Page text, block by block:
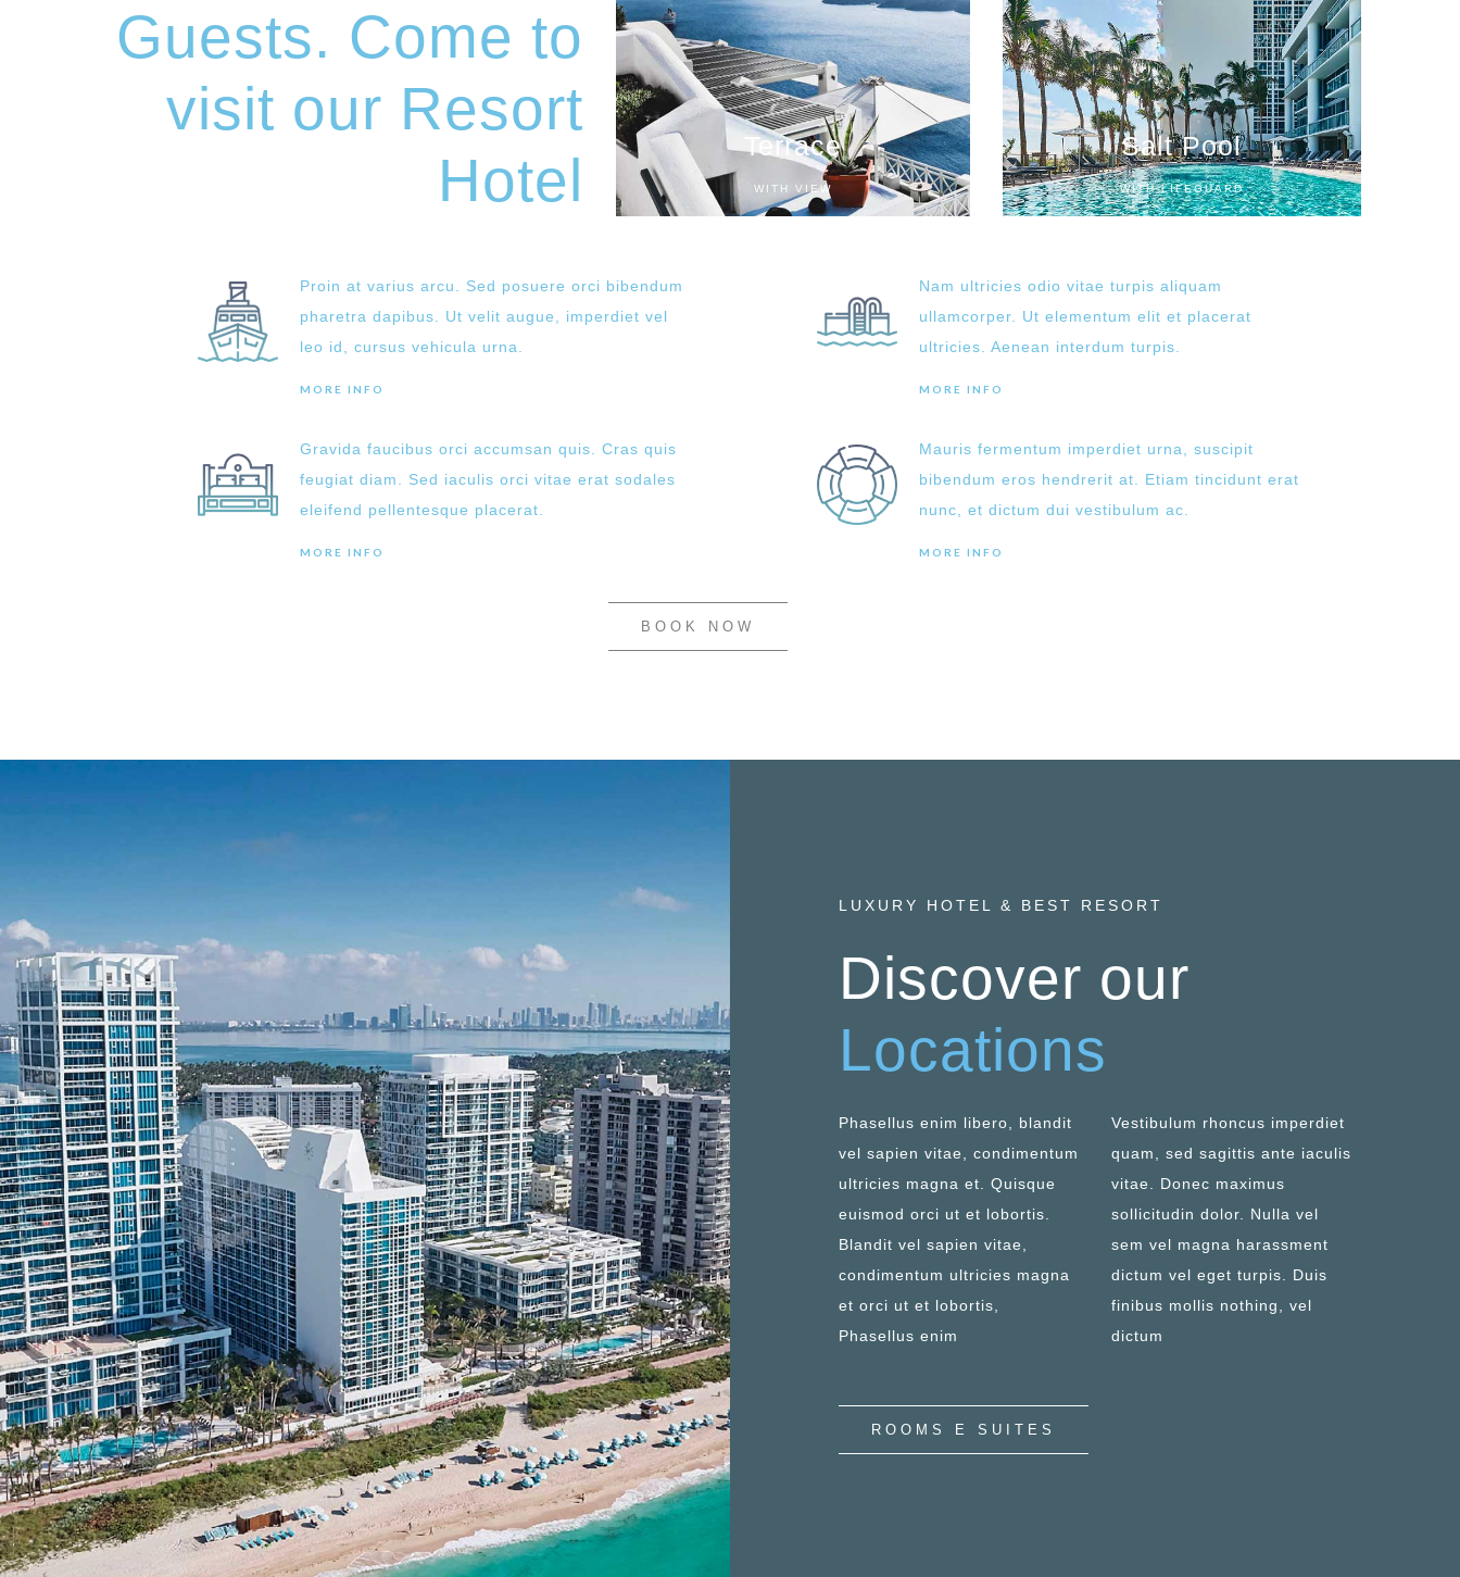
Guests. Come to
visit our Resort
Hotel
Terrace
WITH VIEW
Salt Pool
WITH LIFEGUARD
Proin at varius arcu. Sed posuere orci bibendum
pharetra dapibus. Ut velit augue, imperdiet vel
leo id, cursus vehicula urna.
MORE INFO
Gravida faucibus orci accumsan quis. Cras quis
feugiat diam. Sed iaculis orci vitae erat sodales
eleifend pellentesque placerat.
MORE INFO
Nam ultricies odio vitae turpis aliquam
ullamcorper. Ut elementum elit et placerat
ultricies. Aenean interdum turpis.
MORE INFO
Mauris fermentum imperdiet urna, suscipit
bibendum eros hendrerit at. Etiam tincidunt erat
nunc, et dictum dui vestibulum ac.
MORE INFO
BOOK NOW
LUXURY HOTEL & BEST RESORT
Discover our
Locations
Phasellus enim libero, blandit
vel sapien vitae, condimentum
ultricies magna et. Quisque
euismod orci ut et lobortis.
Blandit vel sapien vitae,
condimentum ultricies magna
et orci ut et lobortis,
Phasellus enim
Vestibulum rhoncus imperdiet
quam, sed sagittis ante iaculis
vitae. Donec maximus
sollicitudin dolor. Nulla vel
sem vel magna harassment
dictum vel eget turpis. Duis
finibus mollis nothing, vel
dictum
ROOMS E SUITES